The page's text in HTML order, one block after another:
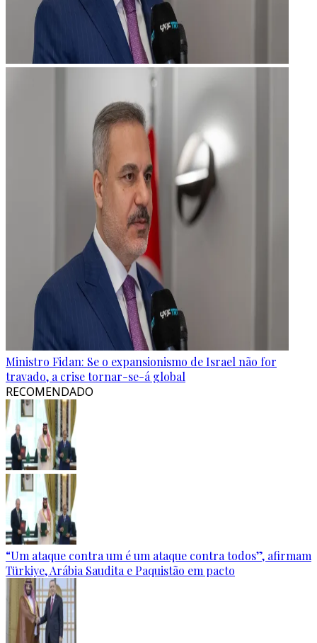
Ministro Fidan: Se o expansionismo de Israel não for
travado, a crise tornar-se-á global
RECOMENDADO
“Um ataque contra um é um ataque contra todos”, afirmam
Türkiye, Arábia Saudita e Paquistão em pacto